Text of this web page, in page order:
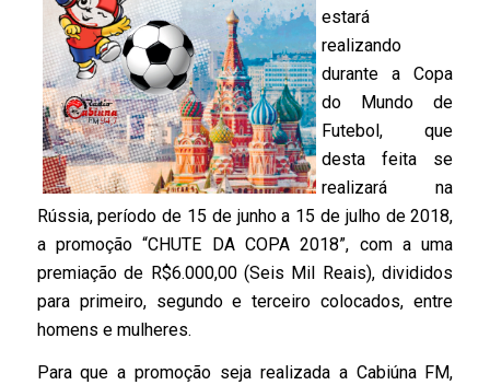
estará
realizando
durante a Copa
do Mundo de
Futebol, que
desta feita se
realizará na
Rússia, período de 15 de junho a 15 de julho de 2018,
a promoção “CHUTE DA COPA 2018”, com a uma
premiação de R$6.000,00 (Seis Mil Reais), divididos
para primeiro, segundo e terceiro colocados, entre
homens emulheres.
Para que a promoção seja realizada a Cabiúna FM,